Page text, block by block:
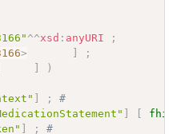
^^xsd : anyURI
;
>
;
)
;
#
fhir
; #